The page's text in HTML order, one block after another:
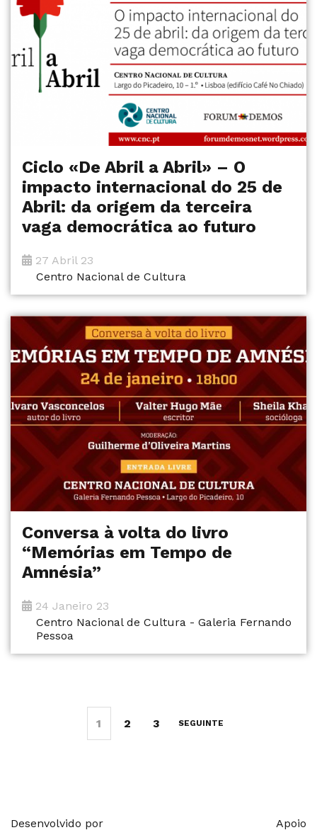
Ciclo «De Abril a Abril» – O
impacto internacional do 25 de
Abril: da origem da terceira
vaga democrática ao futuro
27 Abril 23
Centro Nacional de Cultura
Conversa à volta do livro
“Memórias em Tempo de
Amnésia”
24 Janeiro 23
Centro Nacional de Cultura - Galeria Fernando
Pessoa
1 2 3 SEGUINTE
Desenvolvido por Apoio